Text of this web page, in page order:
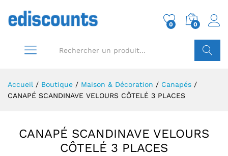
0 0
Accueil / Boutique / Maison & Décoration / Canapés /
CANAPÉ SCANDINAVE VELOURS CÔTELÉ 3 PLACES
CANAPÉ SCANDINAVE VELOURS
CÔTELÉ 3 PLACES